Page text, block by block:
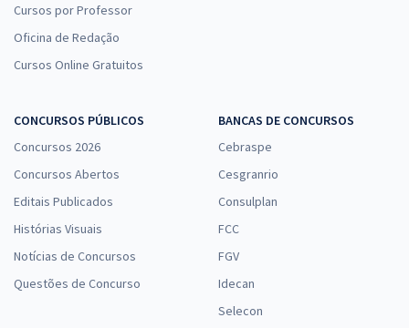
Cursos por Professor
Oficina de Redação
Cursos Online Gratuitos
CONCURSOS PÚBLICOS
Concursos 2026
Concursos Abertos
Editais Publicados
Histórias Visuais
Notícias de Concursos
Questões de Concurso
BANCAS DE CONCURSOS
Cebraspe
Cesgranrio
Consulplan
FCC
FGV
Idecan
Selecon